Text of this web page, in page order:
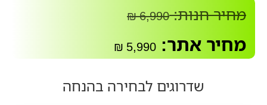
מחיר חנות:6,990
₪
מחיר אתר: 5,990
₪
שדרוגים לבחירה בהנחה